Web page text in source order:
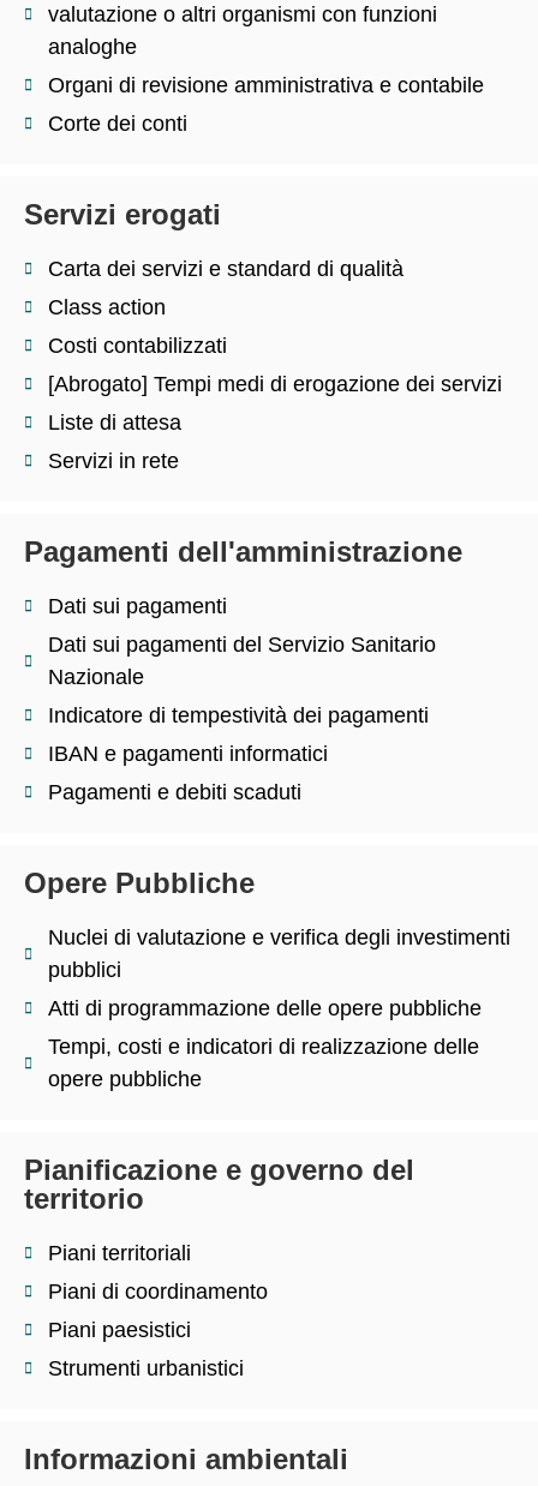
valutazione o altri organismi con funzioni
analoghe
Organi di revisione amministrativa e contabile
Corte dei conti
Servizi erogati
Carta dei servizi e standard di qualità
Class action
Costi contabilizzati
[Abrogato] Tempi medi di erogazione dei servizi
Liste di attesa
Servizi in rete
Pagamenti dell'amministrazione
Dati sui pagamenti
Dati sui pagamenti del Servizio Sanitario
Nazionale
Indicatore di tempestività dei pagamenti
IBAN e pagamenti informatici
Pagamenti e debiti scaduti
Opere Pubbliche
Nuclei di valutazione e verifica degli investimenti
pubblici
Atti di programmazione delle opere pubbliche
Tempi, costi e indicatori di realizzazione delle
opere pubbliche
Pianificazione e governo del
territorio
Piani territoriali
Piani di coordinamento
Piani paesistici
Strumenti urbanistici
Informazioni ambientali